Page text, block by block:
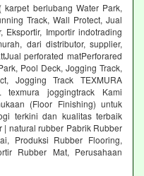
berlubang Water Park,
Track, Wall Protect, Jual
Eksportir, Importir indotrading
dari distributor, supplier,
perforated matPerforared
Pool Deck, Jogging Track,
Jogging Track TEXMURA
texmura joggingtrack Kami
(Floor Finishing) untuk
terkini dan kualitas terbaik
| natural rubber Pabrik Rubber
Produksi Rubber Flooring,
Rubber Mat, Perusahaan